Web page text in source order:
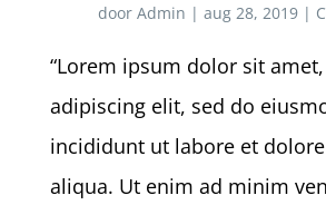
door Admin | aug 28, 2019|
“Lorem ipsum dolor sit
adipiscing elit, sed do
incididunt ut labore et
aliqua. Ut enim ad minim